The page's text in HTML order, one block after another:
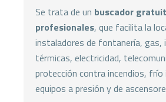
Se trata de un buscador
profesionales, que facilita la
instaladores de fontanería, gas,
térmicas, electricidad,
protección contra incendios, frío
equipos a presión y de